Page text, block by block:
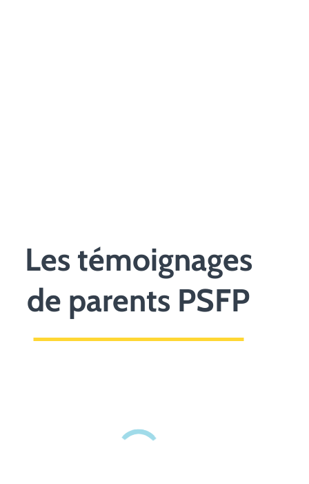
Les témoignages
de parents PSFP